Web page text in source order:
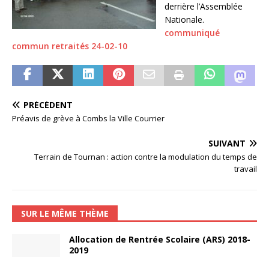
derrière l’Assemblée
Nationale.
communiqué
commun retraités 24-02-10
PRÉCÉDENT
Préavis de grève à Combs la Ville Courrier
SUIVANT
Terrain de Tournan : action contre la modulation du temps de
travail
SUR LE MÊME THÈME
Allocation de Rentrée Scolaire (ARS) 2018-
2019